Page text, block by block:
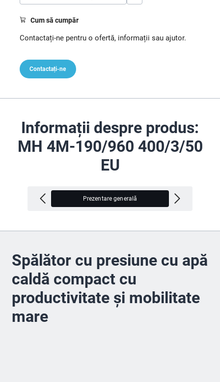
Cum să cumpăr
Contactați-ne pentru o ofertă, informații sau ajutor.
Contactați-ne
Informații despre produs:
MH 4M-190/960 400/3/50
EU
Prezentare generală
Spălător cu presiune cu apă
caldă compact cu
productivitate şi mobilitate
mare